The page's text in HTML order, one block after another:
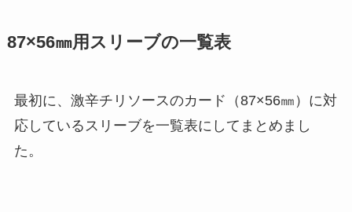
87×56㎜用スリーブの一覧表
最初に、激辛チリソースのカード（87×56㎜）に対
応しているスリーブを一覧表にしてまとめまし
た。